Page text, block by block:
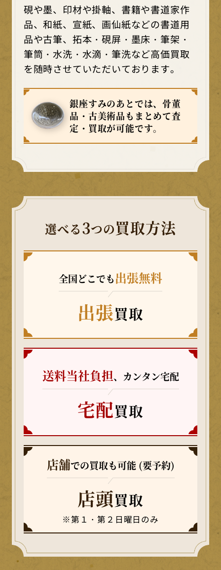
硯や墨、印材や掛軸、書籍や書道家作
品、和紙、宣紙、画仙紙などの書道用
品や古筆、拓本・硯屏・墨床・筆架・
筆筒・水洗・水滴・筆洗など高価買取
を随時させていただいております。
銀座すみのあとでは、骨董
品・古美術品もまとめて査
定・買取が可能です。
選べる3つの買取方法
全国どこでも出張無料
出張買取
送料当社負担、カンタン宅配
宅配買取
店舗での買取も可能 (要予約)
店頭買取
※第１・第２日曜日のみ